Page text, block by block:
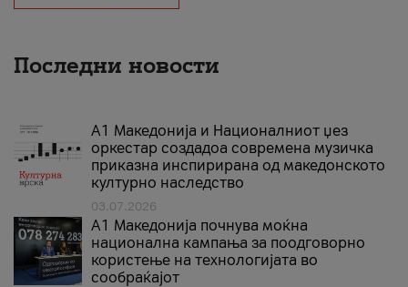
Последни новости
А1 Македонија и Националниот џез
оркестар создадоа современа музичка
приказна инспирирана од македонското
културно наследство
03.07.2026
A1 Македонија почнува моќна
национална кампања за поодговорно
користење на технологијата во
сообраќајот